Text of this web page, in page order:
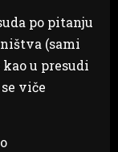
po pitanju
(sami
u presudi
viče